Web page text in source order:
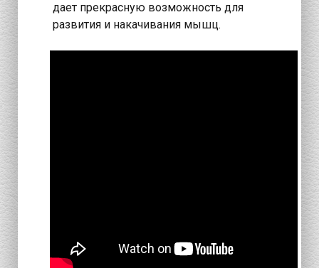
дает прекрасную возможность для
развития и накачивания мышц.